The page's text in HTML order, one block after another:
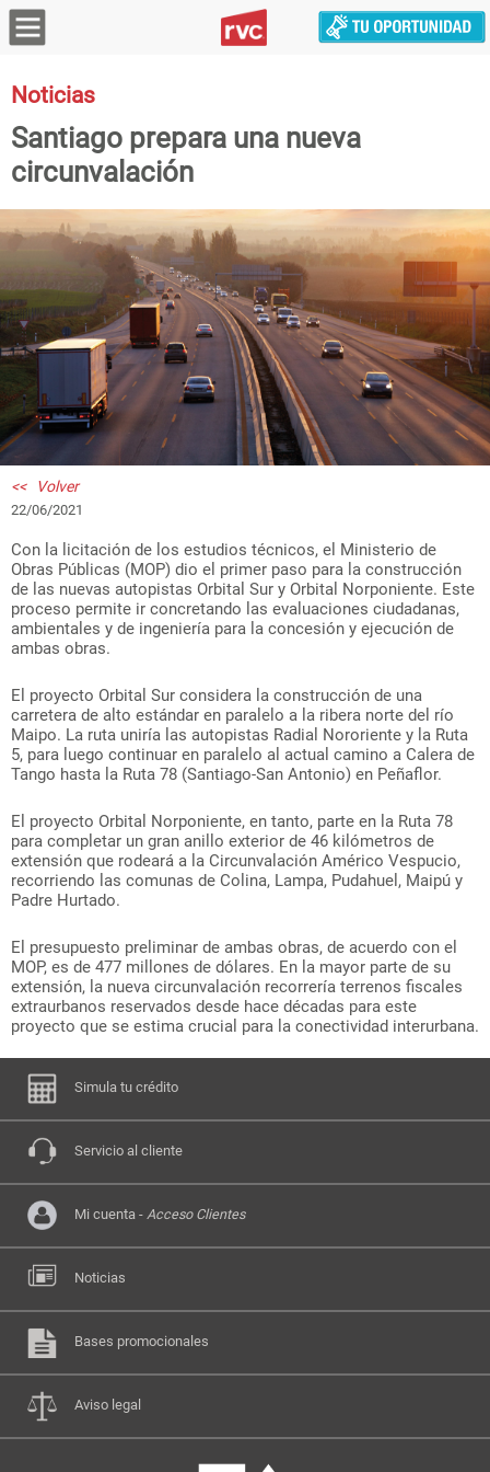
Noticias
Santiago prepara una nueva
circunvalación
<< Volver
22/06/2021
Con la licitación de los estudios técnicos, el Ministerio de
Obras Públicas (MOP) dio el primer paso para la construcción
de las nuevas autopistas Orbital Sur y Orbital Norponiente. Este
proceso permite ir concretando las evaluaciones ciudadanas,
ambientales y de ingeniería para la concesión y ejecución de
ambas obras.
El proyecto Orbital Sur considera la construcción de una
carretera de alto estándar en paralelo a la ribera norte del río
Maipo. La ruta uniría las autopistas Radial Nororiente y la Ruta
5, para luego continuar en paralelo al actual camino a Calera de
Tango hasta la Ruta 78 (Santiago-San Antonio) en Peñaflor.
El proyecto Orbital Norponiente, en tanto, parte en la Ruta 78
para completar un gran anillo exterior de 46 kilómetros de
extensión que rodeará a la Circunvalación Américo Vespucio,
recorriendo las comunas de Colina, Lampa, Pudahuel, Maipú y
Padre Hurtado.
El presupuesto preliminar de ambas obras, de acuerdo con el
MOP, es de 477 millones de dólares. En la mayor parte de su
extensión, la nueva circunvalación recorrería terrenos fiscales
extraurbanos reservados desde hace décadas para este
proyecto que se estima crucial para la conectividad interurbana.
Simula tu crédito
Servicio al cliente
Mi cuenta - Acceso Clientes
Noticias
Bases promocionales
Aviso legal